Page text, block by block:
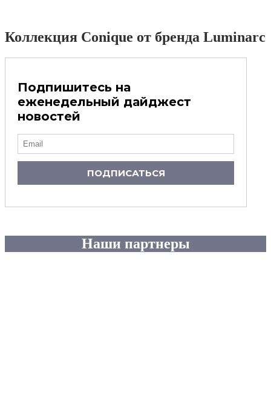
Коллекция Conique от бренда Luminarc
Подпишитесь на
еженедельный дайджест
новостей
ПОДПИСАТЬСЯ
Наши партнеры